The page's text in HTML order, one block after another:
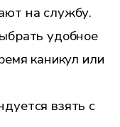
на службу.
удобное
каникул или
взять с